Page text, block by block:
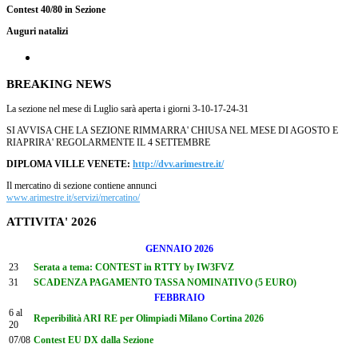
Contest 40/80 in Sezione
Auguri natalizi
BREAKING NEWS
La sezione nel mese di Luglio sarà aperta i giorni 3-10-17-24-31
SI AVVISA CHE LA SEZIONE RIMMARRA' CHIUSA NEL MESE DI AGOSTO E
RIAPRIRA' REGOLARMENTE IL 4 SETTEMBRE
DIPLOMA VILLE VENETE: http://dvv.arimestre.it/
Il mercatino di sezione contiene annunci
www.arimestre.it/servizi/mercatino/
ATTIVITA' 2026
GENNAIO 2026
23
Serata a tema: CONTEST in RTTY by IW3FVZ
31
SCADENZA PAGAMENTO TASSA NOMINATIVO (5 EURO)
FEBBRAIO
6 al
20
Reperibilità ARI RE per Olimpiadi Milano Cortina 2026
07/08 Contest EU DX dalla Sezione